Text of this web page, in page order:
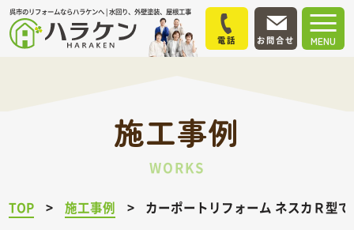
呉市のリフォームならハラケンへ | 水回り、外壁塗装、屋根工事
MENU
電話 お問合せ
施工事例
WORKS
TOP 施工事例 カーポートリフォーム ネスカＲ型